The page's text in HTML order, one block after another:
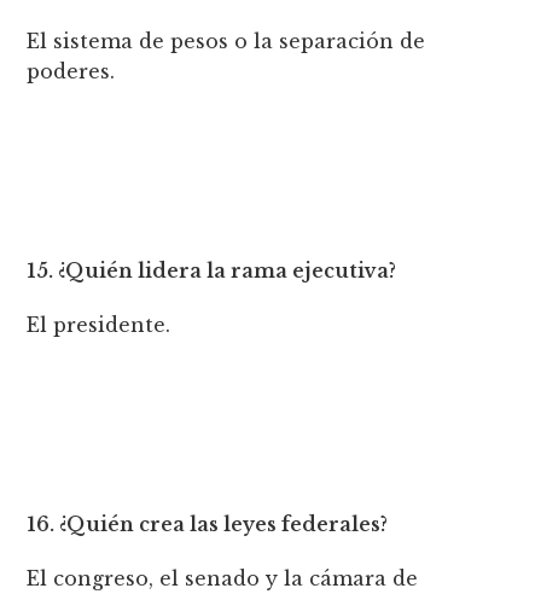
El sistema de pesos o la separación de
poderes.
15. ¿Quién lidera la rama ejecutiva?
El presidente.
16. ¿Quién crea las leyes federales?
El congreso, el senado y la cámara de